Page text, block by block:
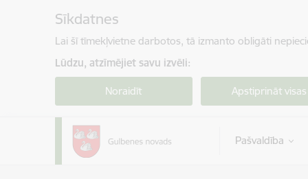
Sīkdatnes
Lai šī tīmekļvietne darbotos, tā izmanto obligāti
Lūdzu, atzīmējiet savu izvēli:
Noraidīt Apstiprināt visas
Pašvaldība